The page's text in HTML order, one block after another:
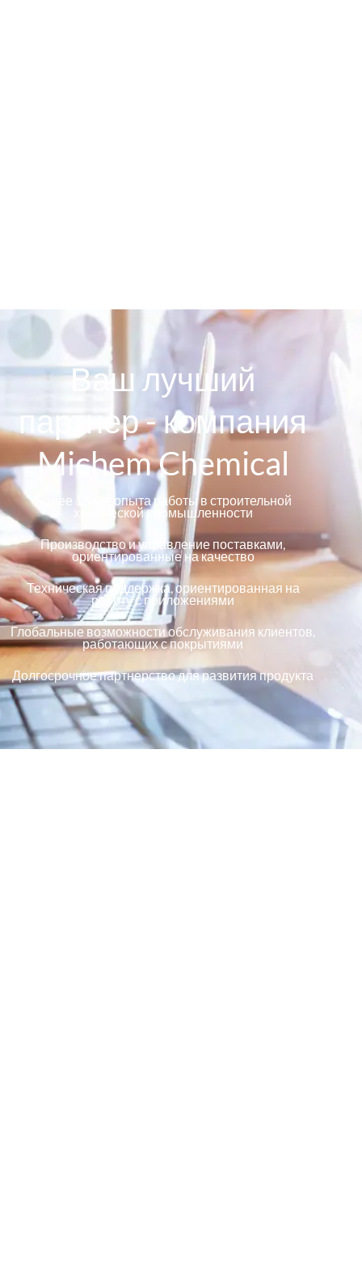
Ваш лучший
партнер - компания
Michem Chemical
Более 15 лет опыта работы в строительной
химической промышленности
Производство и управление поставками,
ориентированные на качество
Техническая поддержка, ориентированная на
работу с приложениями
Глобальные возможности обслуживания клиентов,
работающих с покрытиями
Долгосрочное партнерство для развития продукта